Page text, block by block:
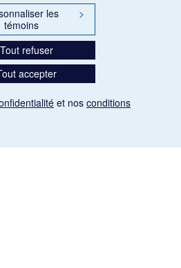
les
témoins
>
Tout refuser
accepter
et nos conditions